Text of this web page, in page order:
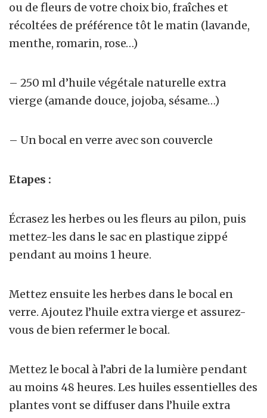
ou de fleurs de votre choix bio, fraîches et
récoltées de préférence tôt le matin (lavande,
menthe, romarin, rose…)
– 250 ml d’huile végétale naturelle extra
vierge (amande douce, jojoba, sésame…)
– Un bocal en verre avec son couvercle
Etapes :
Écrasez les herbes ou les fleurs au pilon, puis
mettez-les dans le sac en plastique zippé
pendant au moins 1 heure.
Mettez ensuite les herbes dans le bocal en
verre. Ajoutez l’huile extra vierge et assurez-
vous de bien refermer le bocal.
Mettez le bocal à l’abri de la lumière pendant
au moins 48 heures. Les huiles essentielles des
plantes vont se diffuser dans l’huile extra